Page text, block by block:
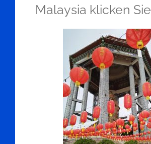
Malaysia klicken Sie